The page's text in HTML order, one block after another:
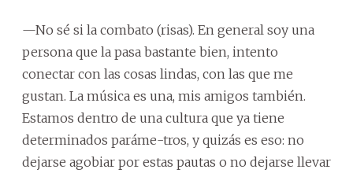
—No sé si la combato (risas). En general soy una
persona que la pasa bastante bien, intento
conectar con las cosas lindas, con las que me
gustan. La música es una, mis amigos también.
Estamos dentro de una cultura que ya tiene
determinados paráme-tros, y quizás es eso: no
dejarse agobiar por estas pautas o no dejarse llevar